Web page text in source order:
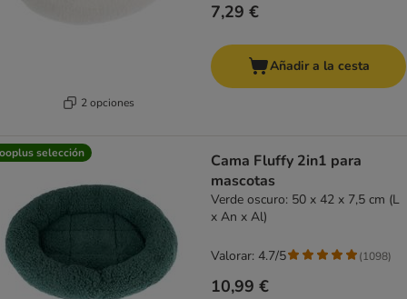
2 opciones
7,29 €
Añadir a la cesta
selección
Cama Fluffy 2in1 para
mascotas
Verde oscuro: 50 x 42 x 7,5 cm (L
x An x Al)
10,99 €
Valorar: 4.7/5 (1098)